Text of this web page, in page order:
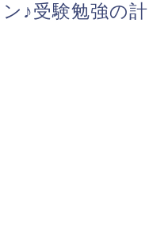
♪受験勉強の計